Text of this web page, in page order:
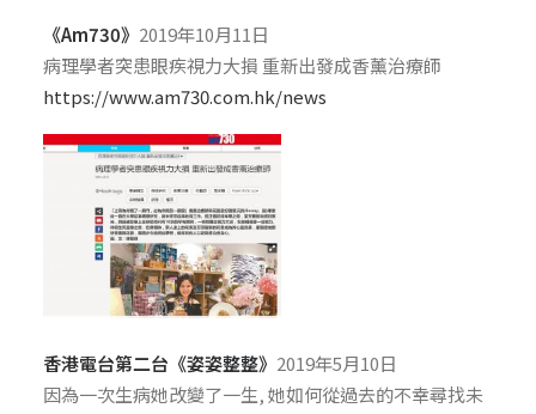
《Am730》 2019年10月11日
病理學者突患眼疾視力大損 重新出發成香薰治療師
https://www.am730.com.hk/news
香港電台第二台《姿姿整整》 2019年5月10日
因為一次生病她改變了一生, 她如何從過去的不幸尋找未